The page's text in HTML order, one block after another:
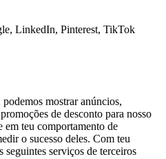
LinkedIn, Pinterest, TikTok
mostrar anúncios,
de desconto para nosso
em teu comportamento de
o sucesso deles. Com teu
seguintes serviços de terceiros